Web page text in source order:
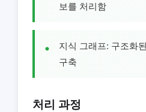
보를 처리함
지식 그래프: 구조화
구축
처리 과정